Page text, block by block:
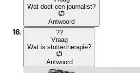
Wat doet een journalist?
Antwoord
??
Vraag
Wat is stottertherapie?
Antwoord